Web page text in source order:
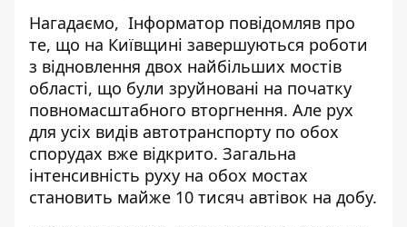
Нагадаємо, Інформатор повідомляв про
те, що на Київщині завершуються роботи
з відновлення двох найбільших мостів
області, що були зруйновані на початку
повномасштабного вторгнення. Але рух
для усіх видів автотранспорту по обох
спорудах вже відкрито. Загальна
інтенсивність руху на обох мостах
становить майже 10 тисяч автівок на добу.